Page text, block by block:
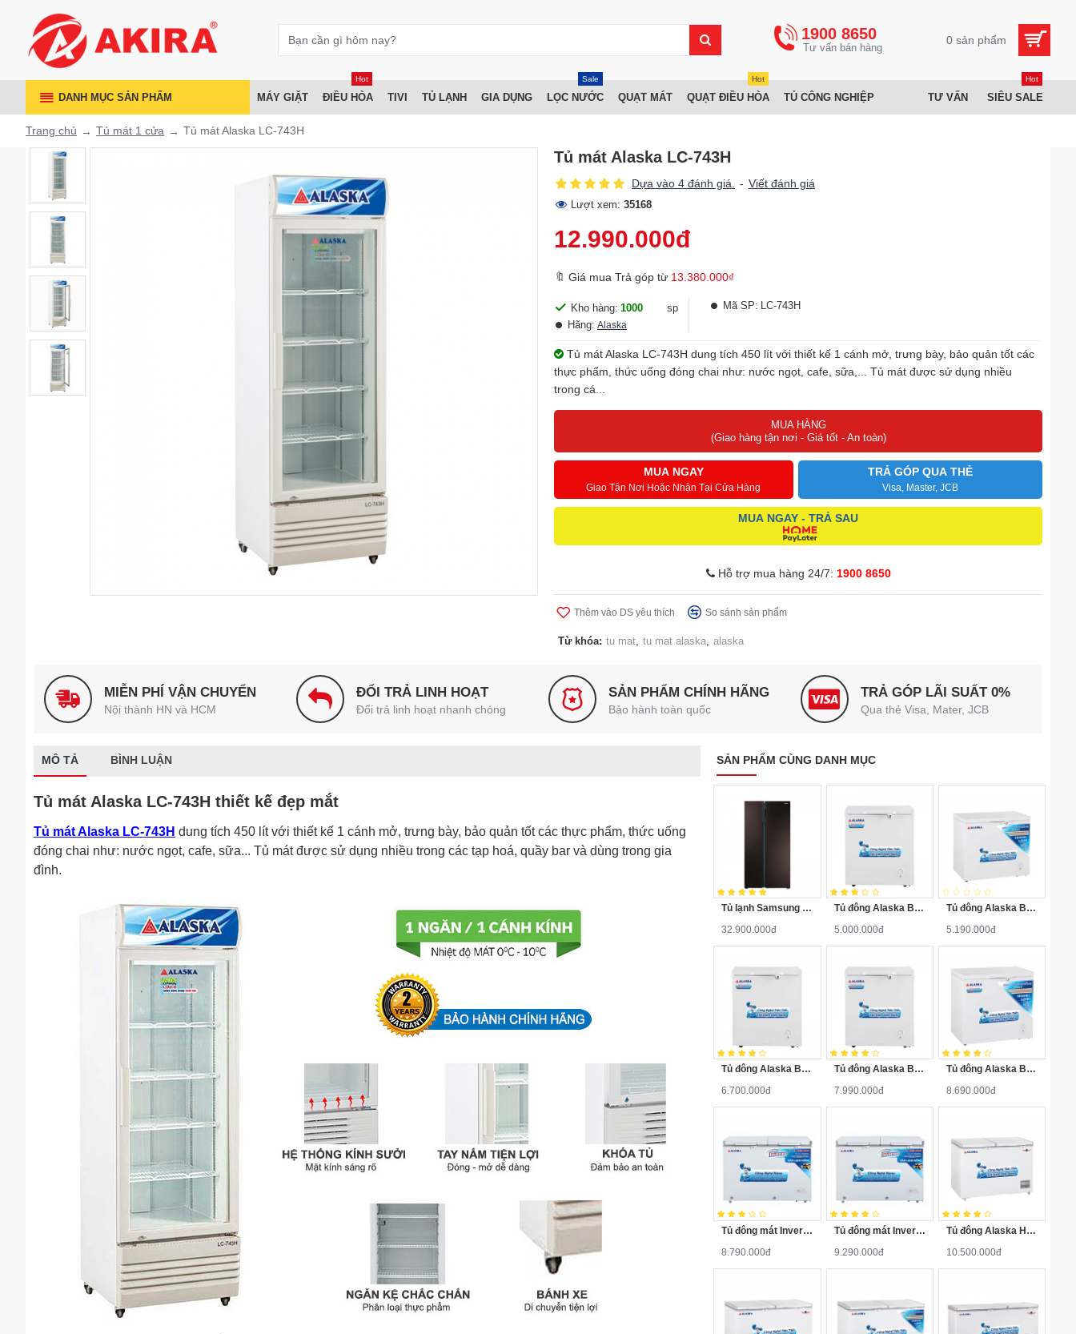
1900 8650 0 sản phẩm
DANH MỤC SẢN PHẨM MÁY GIẶT ĐIỀU HÒA
Hot
TIVI TỦ LẠNH GIA DỤNG LỌC NƯỚC
Sale
QUẠT MÁT QUẠT ĐIỀU HÒA
Hot
TỦ CÔNG NGHIỆP TƯ VẤN SIÊU SALE
Hot
Trang chủ Tủ mát 1 cửa Tủ mát Alaska LC-743H
Tủ mát Alaska LC-743H
Dựa vào 4 đánh giá. - Viết đánh giá
Lượt xem: 35168
12.990.000đ
🔖 Giá mua Trả góp từ 13.380.000₫
Kho hàng: 1000
sp
Hãng: Alaska
Mã SP: LC-743H
Tủ mát Alaska LC-743H dung tích 450 lít với thiết kế 1 cánh mở, trưng bày, bảo quản tốt các
thực phẩm, thức uống đóng chai như: nước ngọt, cafe, sữa,... Tủ mát được sử dụng nhiều
trong cá...
MUA HÀNG
(Giao hàng tận nơi - Giá tốt - An toàn)
MUA NGAY
Giao Tận Nơi Hoặc Nhận Tại Cửa Hàng
TRẢ GÓP QUA THẺ
Visa, Master, JCB
MUA NGAY - TRẢ SAU
Hỗ trợ mua hàng 24/7: 1900 8650
Thêm vào DS yêu thích So sánh sản phẩm
Từ khóa: tu mat, tu mat alaska, alaska
MIỄN PHÍ VẬN CHUYỂN
Nội thành HN và HCM
ĐỔI TRẢ LINH HOẠT
Đổi trả linh hoạt nhanh chóng
SẢN PHẨM CHÍNH HÃNG
Bảo hành toàn quốc
TRẢ GÓP LÃI SUẤT 0%
Qua thẻ Visa, Mater, JCB
MÔ TẢ BÌNH LUẬN
Tủ mát Alaska LC-743H thiết kế đẹp mắt
Tủ mát Alaska LC-743H dung tích 450 lít với thiết kế 1 cánh mở, trưng bày, bảo quản tốt các thực phẩm, thức uống
đóng chai như: nước ngọt, cafe, sữa... Tủ mát được sử dụng nhiều trong các tạp hoá, quầy bar và dùng trong gia
đình.
SẢN PHẨM CÙNG DANH MỤC
Tủ lạnh Samsung RS552NRUA9M/SV 548 lít
32.900.000đ
Tủ đông Alaska BD-200
5.000.000đ
Tủ đông Alaska BD-200C
5.190.000đ
Tủ đông Alaska BD-300
6.700.000đ
Tủ đông Alaska BD-400
7.990.000đ
Tủ đông Alaska BD-400C
8.690.000đ
Tủ đông mát Inverter FCA-3600CI
8.790.000đ
Tủ đông mát Inverter FCA-4600CI
9.290.000đ
Tủ đông Alaska HB-500N
10.500.000đ